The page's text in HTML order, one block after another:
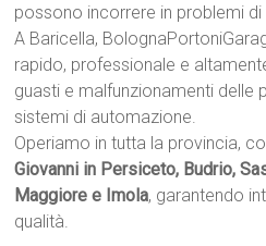
possono incorrere in problemi
A Baricella,
rapido, professionale e
guasti e malfunzionamenti delle
sistemi di automazione.
Operiamo in tutta la provincia,
Giovanni in Persiceto, Budrio,
Maggiore e Imola, garantendo
qualità.